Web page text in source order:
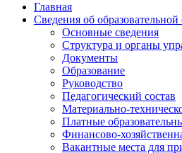
Главная
Сведения об образовательной
Основные сведения
Структура и органы
Документы
Образование
Руководство
Педагогический состав
Материально-
Платные
Финансово-
Вакантные места для